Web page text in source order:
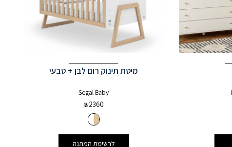
מיטת תינוק רום לבן + טבעי
Segal Baby
₪2360
לרשימת המתנה